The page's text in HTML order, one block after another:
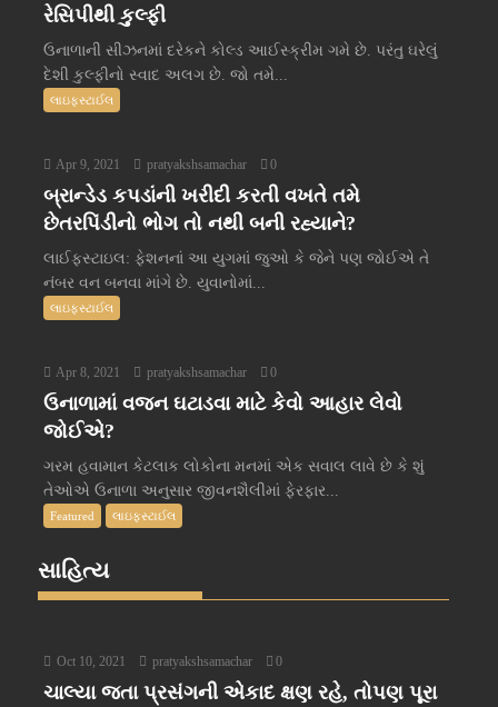
રેસિપીથી કુલ્ફી
ઉનાળાની સીઝનમાં દરેકને કોલ્ડ આઈસ્ક્રીમ ગમે છે. પરંતુ ઘરેલું
દેશી કુલ્ફીનો સ્વાદ અલગ છે. જો તમે...
લાઇફસ્ટાઈલ
Apr 9, 2021 pratyakshsamachar 0
બ્રાન્ડેડ કપડાંની ખરીદી કરતી વખતે તમે
છેતરપિંડીનો ભોગ તો નથી બની રહ્યાને?
લાઈફસ્ટાઇલ: ફેશનનાં આ યુગમાં જુઓ કે જેને પણ જોઈએ તે
નંબર વન બનવા માંગે છે. યુવાનોમાં...
લાઇફસ્ટાઈલ
Apr 8, 2021 pratyakshsamachar 0
ઉનાળામાં વજન ઘટાડવા માટે કેવો આહાર લેવો
જોઈએ?
ગરમ હવામાન કેટલાક લોકોના મનમાં એક સવાલ લાવે છે કે શું
તેઓએ ઉનાળા અનુસાર જીવનશૈલીમાં ફેરફાર...
Featured લાઇફસ્ટાઈલ
સાહિત્ય
Oct 10, 2021 pratyakshsamachar 0
ચાલ્યા જતા પ્રસંગની એકાદ ક્ષણ રહે, તોપણ પૂરા